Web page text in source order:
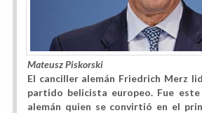
Mateusz Piskorski
El canciller alemán Friedrich Merz
partido belicista europeo. Fue
alemán quien se convirtió en el